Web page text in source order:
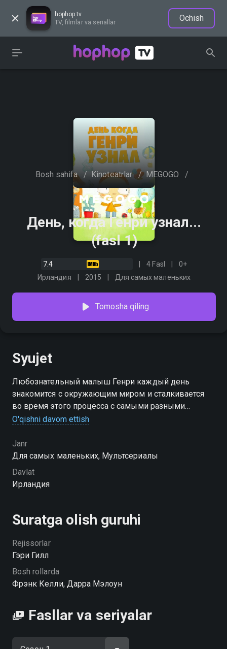
hophop.tv
TV, filmlar va seriallar
Ochish
Bosh sahifa / Kinoteatrlar / MEGOGO /
День, когда Генри узнал...
(fasl 1)
7.4 4 Fasl
0+
Ирландия
2015 Для самых маленьких
Tomosha qiling
Syujet
Любознательный малыш Генри каждый день
знакомится с окружающим миром и сталкивается
во время этого процесса с самыми разными
персонажами. Его новые друзья любят общаться и
познавательными историями с остальными
детишками.
День, когда Генри узнал... serialining 1-faslini
hophop.tv saytida yuqori HD sifatda mutlaqo bepul
O'qishni davom ettish
Janr
Для самых маленьких, Мультсериалы
Davlat
Ирландия
Suratga olish guruhi
Rejissorlar
Гэри Гилл
Bosh rollarda
Фрэнк Келли, Дарра Мэлоун
Fasllar va seriyalar